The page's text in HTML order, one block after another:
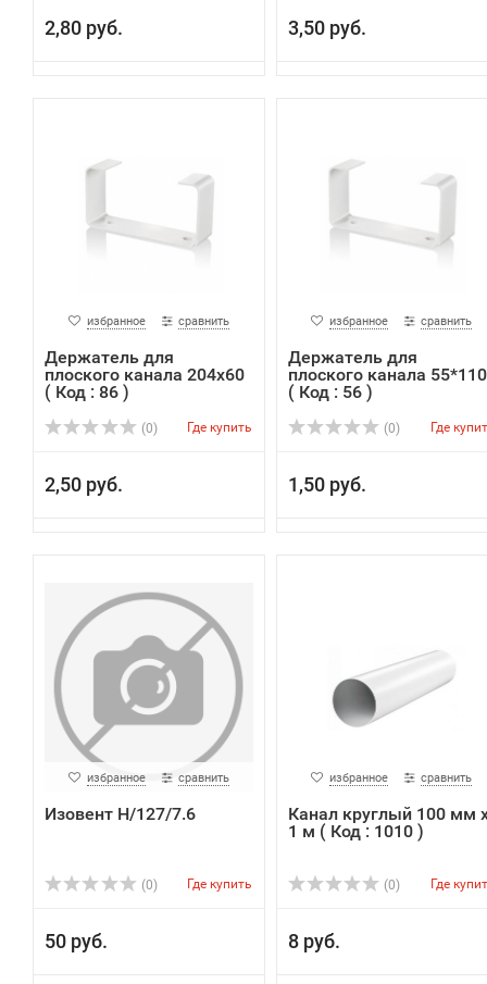
2,80 руб. 3,50 руб.
избранное сравнить
Держатель для
плоского канала 204х60
( Код : 86 )
(0) Где купить
2,50 руб.
избранное сравнить
Держатель для
плоского канала 55*110
( Код : 56 )
(0) Где
1,50 руб.
избранное сравнить
Изовент Н/127/7.6
(0) Где купить
50 руб.
избранное сравнить
Канал круглый 100 мм
1 м ( Код : 1010 )
(0) Где
8 руб.